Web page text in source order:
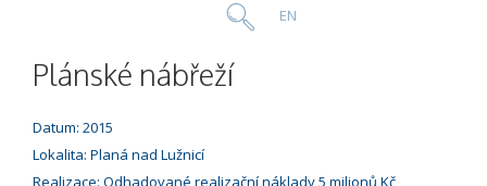
Plánské nábřeží
Datum: 2015
Lokalita: Planá nad Lužnicí
Realizace: Odhadované realizační náklady 5 milionů Kč